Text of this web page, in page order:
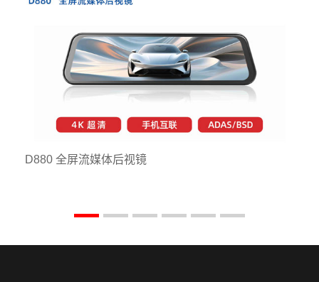
D880 全屏流媒体后视镜